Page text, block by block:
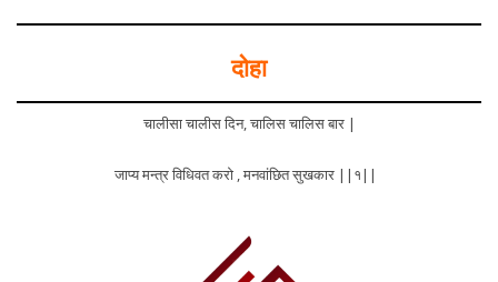
दोहा
चालीसा चालीस दिन, चालिस चालिस बार |
जाप्य मन्त्र विधिवत करो , मनवांछित सुखकार ||१||